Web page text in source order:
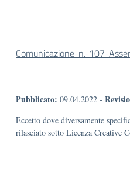
Comunicazione-n.-107-
Pubblicato: 09.04.2022 -
Eccetto dove diversamente
rilasciato sotto Licenza Creative